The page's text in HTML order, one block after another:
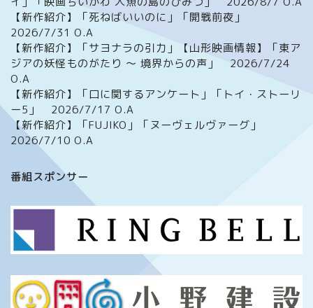
【新作紹介】「死ねばいいのに」「開戦前夜」
2026/7/31 O.A
【新作紹介】「サヨナラの引力」【山形映画情報】「東ア
ジアの妖怪ものがたり ～ 境界からの声」 2026/7/24
O.A
【新作紹介】「口に関するアンケート」「トイ・ストーリ
ー5」 2026/7/17 O.A
【新作紹介】「FUJIKO」「ヌーヴェルヴァーグ」
2026/7/10 O.A
番組スポンサー
番組について
メッセージフォーム
イベント情報